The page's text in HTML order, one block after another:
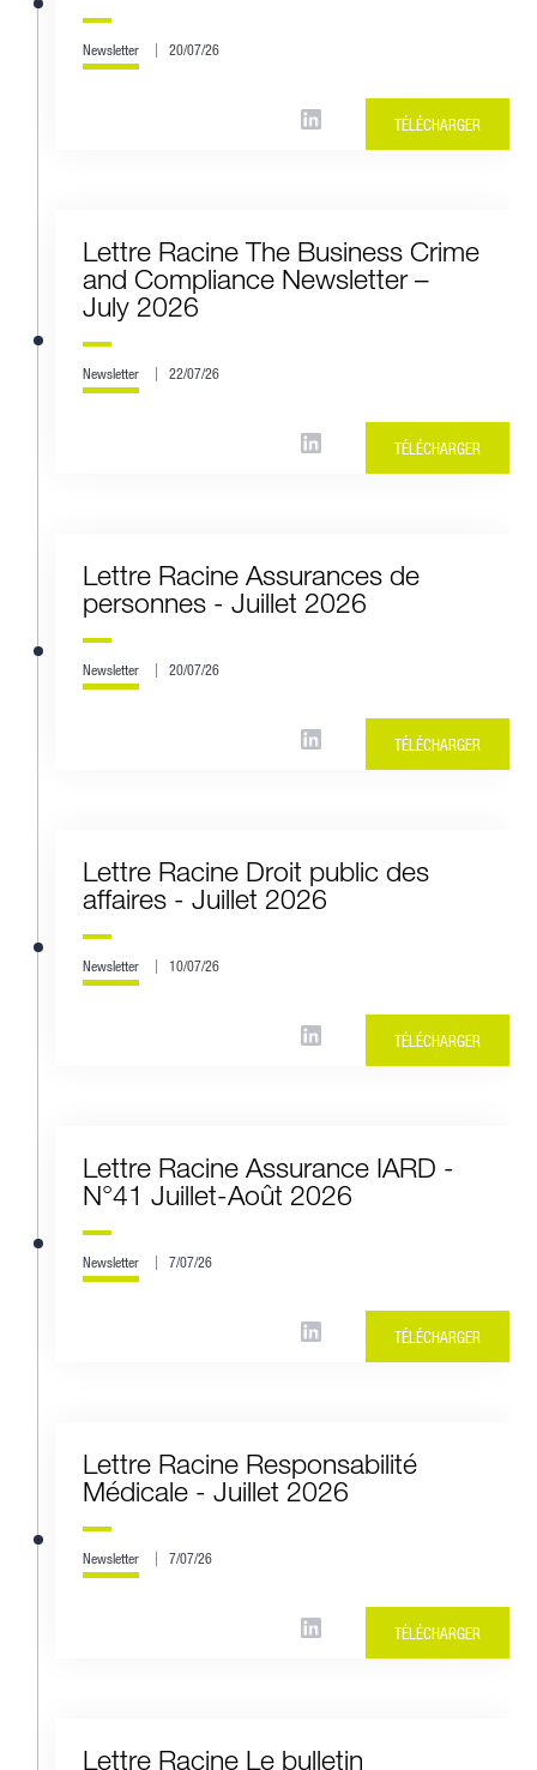
Newsletter 20/07/26
TÉLÉCHARGER
Lettre Racine The Business Crime
and Compliance Newsletter –
July 2026
Newsletter 22/07/26
TÉLÉCHARGER
Lettre Racine Assurances de
personnes - Juillet 2026
Newsletter 20/07/26
TÉLÉCHARGER
Lettre Racine Droit public des
affaires - Juillet 2026
Newsletter 10/07/26
TÉLÉCHARGER
Lettre Racine Assurance IARD -
N°41 Juillet-Août 2026
Newsletter 7/07/26
TÉLÉCHARGER
Lettre Racine Responsabilité
Médicale - Juillet 2026
Newsletter 7/07/26
TÉLÉCHARGER
Lettre Racine Le bulletin